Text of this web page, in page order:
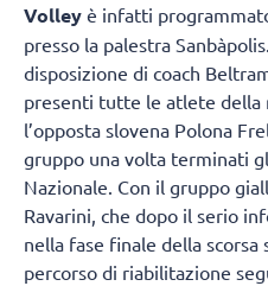
Volley è infatti
presso la palestra
disposizione di coach
presenti tutte le atlete della
l’opposta slovena Polona
gruppo una volta terminati
Nazionale. Con il gruppo
Ravarini, che dopo il serio
nella fase finale della
percorso di riabilitazione